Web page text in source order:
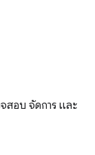
สอบ จัดการ และ